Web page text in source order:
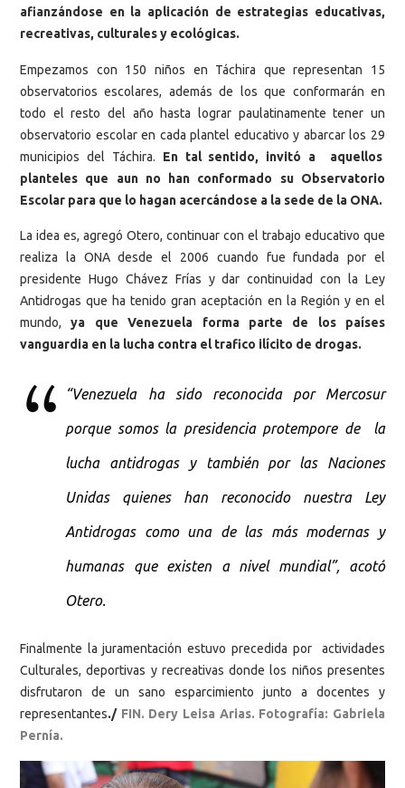
afianzándose en la aplicación de estrategias educativas,
recreativas, culturales y ecológicas.
Empezamos con 150 niños en Táchira que representan 15
observatorios escolares, además de los que conformarán en
todo el resto del año hasta lograr paulatinamente tener un
observatorio escolar en cada plantel educativo y abarcar los 29
municipios del Táchira. En tal sentido, invitó a aquellos
planteles que aun no han conformado su Observatorio
Escolar para que lo hagan acercándose a la sede de la ONA.
La idea es, agregó Otero, continuar con el trabajo educativo que
realiza la ONA desde el 2006 cuando fue fundada por el
presidente Hugo Chávez Frías y dar continuidad con la Ley
Antidrogas que ha tenido gran aceptación en la Región y en el
mundo,ya que Venezuela forma parte de los países
vanguardia en la lucha contra el trafico ilícito de drogas.
“Venezuela ha sido reconocida por Mercosur
porque somos la presidencia protempore de la
lucha antidrogas y también por las Naciones
Unidas quienes han reconocido nuestra Ley
Antidrogas como una de las más modernas y
humanas que existen a nivel mundial”, acotó
Otero.
Finalmente la juramentación estuvo precedida por actividades
Culturales, deportivas y recreativas donde los niños presentes
disfrutaron de un sano esparcimiento junto a docentes y
representantes./ FIN. Dery Leisa Arias. Fotografía: Gabriela
Pernía.